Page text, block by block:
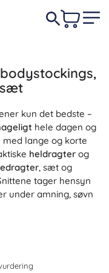
kun det bedste –
hele dagen og
med lange og korte
heldragter og
, sæt og
tager hensyn
under amning, søvn